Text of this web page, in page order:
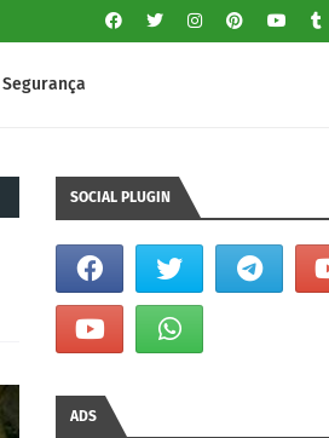
Segurança
SOCIAL PLUGIN
ADS